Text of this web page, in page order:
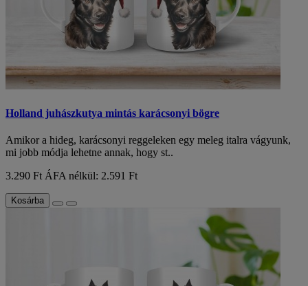
Holland juhászkutya mintás karácsonyi bögre
Amikor a hideg, karácsonyi reggeleken egy meleg italra vágyunk,
mi jobb módja lehetne annak, hogy st..
3.290 Ft ÁFA nélkül: 2.591 Ft
Kosárba